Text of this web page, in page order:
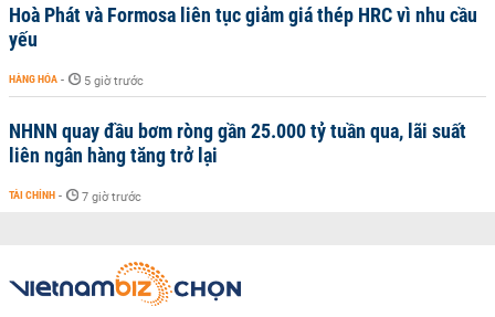
Hoà Phát và Formosa liên tục giảm giá thép HRC vì nhu cầu
yếu
HÀNG HÓA - 5 giờ trước
NHNN quay đầu bơm ròng gần 25.000 tỷ tuần qua, lãi suất
liên ngân hàng tăng trở lại
TÀI CHÍNH - 7 giờ trước